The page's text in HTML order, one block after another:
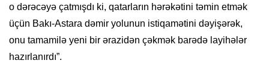
o dərəcəyə çatmışdı ki, qatarların hərəkətini təmin etmək
üçün Bakı-Astara dəmir yolunun istiqamətini dəyişərək,
onu tamamilə yeni bir ərazidən çəkmək barədə layihələr
hazırlanırdı”.